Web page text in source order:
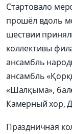
Стартовало
прошёл вдоль
шествии
коллективы
ансамбль
ансамбль
«Шалқыма»,
Камерный хор,
Праздничная